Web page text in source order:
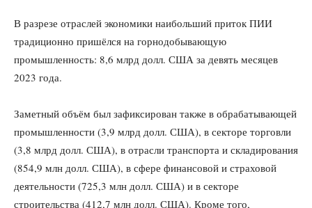
В разрезе отраслей экономики наибольший приток ПИИ
традиционно пришёлся на горнодобывающую
промышленность: 8,6 млрд долл. США за девять месяцев
2023 года.
Заметный объём был зафиксирован также в обрабатывающей
промышленности (3,9 млрд долл. США), в секторе торговли
(3,8 млрд долл. США), в отрасли транспорта и складирования
(854,9 млн долл. США), в сфере финансовой и страховой
деятельности (725,3 млн долл. США) и в секторе
строительства (412,7 млн долл. США). Кроме того,